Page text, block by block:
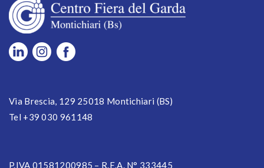
Via Brescia, 129 25018 Montichiari (BS)
Tel +39 030 961148
P.IVA 01581200985 – R.E.A. N° 333445